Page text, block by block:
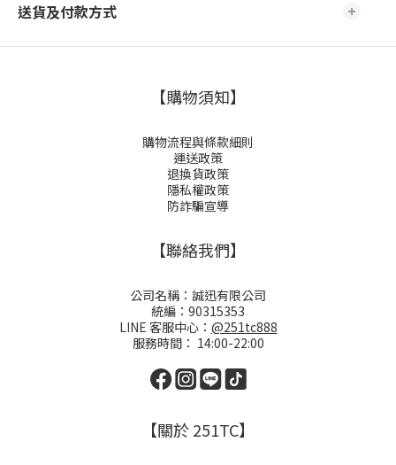
送貨及付款方式
【購物須知】
購物流程與條款細則
運送政策
退換貨政策
隱私權政策
防詐騙宣導
【聯絡我們】
公司名稱：誠迅有限公司
統編：90315353
LINE 客服中心： @251tc888
服務時間： 14:00-22:00
【關於 251TC】